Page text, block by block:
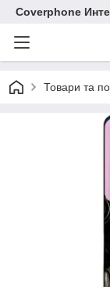
Coverphone
Товари та